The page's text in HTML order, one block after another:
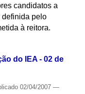
candidatos a
definida pelo
à reitora.
do IEA - 02 de
02/04/2007 —